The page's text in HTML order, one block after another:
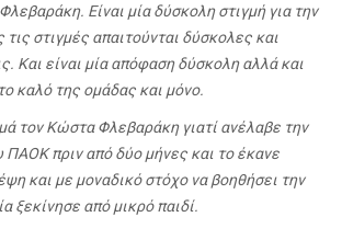
Είναι μία δύσκολη στιγμή για την
στιγμές απαιτούνται δύσκολες και
Και είναι μία απόφαση δύσκολη αλλά και
καλό της ομάδας και μόνο.
τον Κώστα Φλεβαράκη γιατί ανέλαβε την
ΠΑΟΚ πριν από δύο μήνες και το έκανε
και με μοναδικό στόχο να βοηθήσει την
ξεκίνησε από μικρό παιδί.